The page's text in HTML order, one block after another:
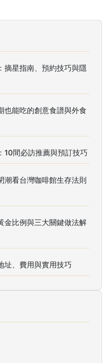
摘星指南、預約技巧與隱
也能吃的創意食譜與外食
10間必訪推薦與預訂技巧
潮看台灣咖啡館生存法則
金比例與三大關鍵做法解
址、費用與實用技巧